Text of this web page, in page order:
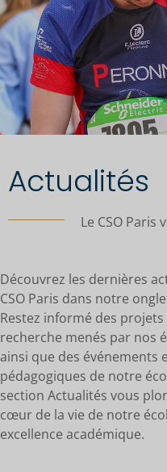
Actualités
Le CSO Paris
Découvrez les dernières
CSO Paris dans notre
Restez informé des projets
recherche menés par nos
ainsi que des événements
pédagogiques de notre
section Actualités vous
cœur de la vie de notre
excellence académique.